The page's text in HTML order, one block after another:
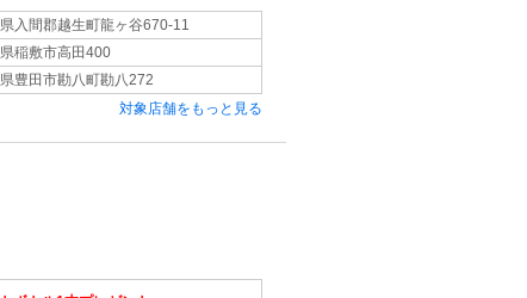
入間郡越生町龍ヶ谷670-11
稲敷市高田400
豊田市勘八町勘八272
対象店舗をもっと見る